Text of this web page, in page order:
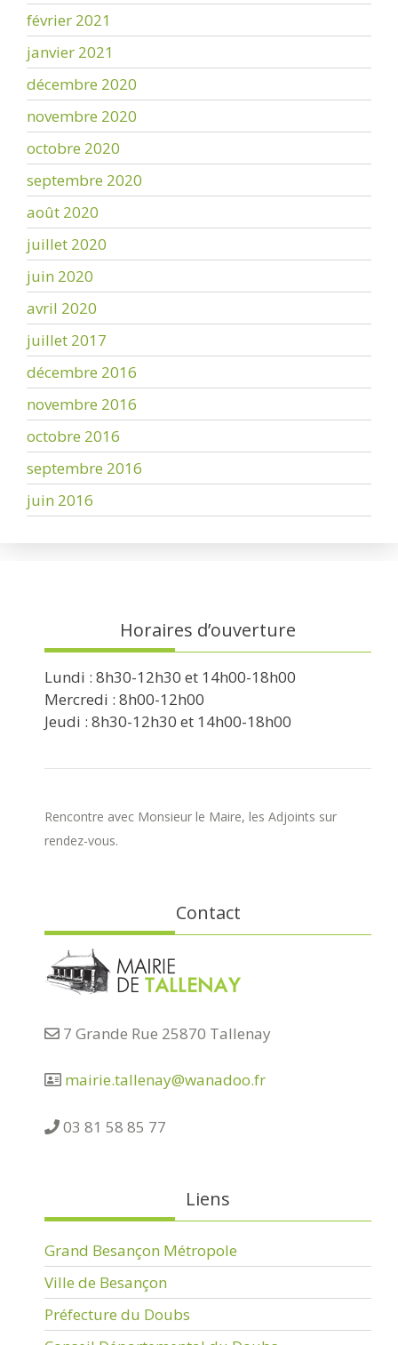
février 2021
janvier 2021
décembre 2020
novembre 2020
octobre 2020
septembre 2020
août 2020
juillet 2020
juin 2020
avril 2020
juillet 2017
décembre 2016
novembre 2016
octobre 2016
septembre 2016
juin 2016
Horaires d’ouverture
Lundi : 8h30-12h30 et 14h00-18h00
Mercredi : 8h00-12h00
Jeudi : 8h30-12h30 et 14h00-18h00
Rencontre avec Monsieur le Maire, les Adjoints sur
rendez-vous.
Contact
7 Grande Rue 25870 Tallenay
mairie.tallenay@wanadoo.fr
03 81 58 85 77
Liens
Grand Besançon Métropole
Ville de Besançon
Préfecture du Doubs